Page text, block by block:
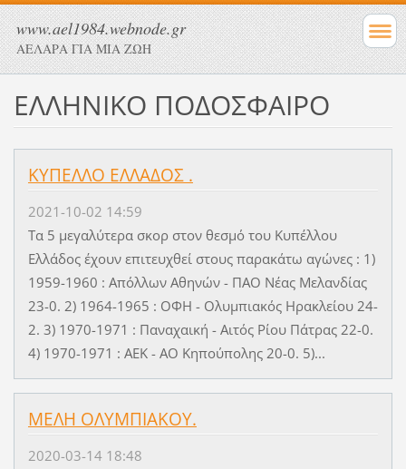
www.ael1984.webnode.gr
ΑΕΛΑΡΑ ΓΙΑ ΜΙΑ ΖΩΗ
ΕΛΛΗΝΙΚΟ ΠΟΔΟΣΦΑΙΡΟ
ΚΥΠΕΛΛΟ ΕΛΛΑΔΟΣ .
2021-10-02 14:59
Τα 5 μεγαλύτερα σκορ στον θεσμό του Κυπέλλου
Ελλάδος έχουν επιτευχθεί στους παρακάτω αγώνες : 1)
1959-1960 : Απόλλων Αθηνών - ΠΑΟ Νέας Μελανδίας
23-0. 2) 1964-1965 : ΟΦΗ - Ολυμπιακός Ηρακλείου 24-
2. 3) 1970-1971 : Παναχαική - Αιτός Ρίου Πάτρας 22-0.
4) 1970-1971 : ΑΕΚ - ΑΟ Κηπούπολης 20-0. 5)...
ΜΕΛΗ ΟΛΥΜΠΙΑΚΟΥ.
2020-03-14 18:48